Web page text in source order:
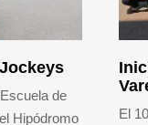
de
Hipódromo
El